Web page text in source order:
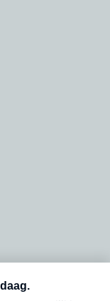
op onze
in